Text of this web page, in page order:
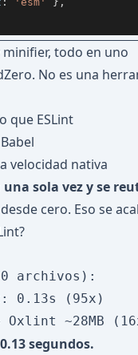
todo en uno
No es una
que ESLint
velocidad nativa
una sola vez y se
cero. Eso se
archivos):
0.13s (95x)
segundos.